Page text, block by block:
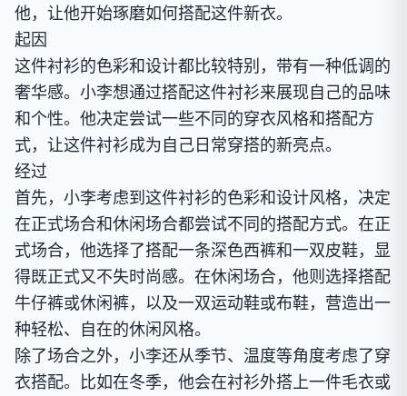
他，让他开始琢磨如何搭配这件新衣。
起因
这件衬衫的色彩和设计都比较特别，带有一种低调的
奢华感。小李想通过搭配这件衬衫来展现自己的品味
和个性。他决定尝试一些不同的穿衣风格和搭配方
式，让这件衬衫成为自己日常穿搭的新亮点。
经过
首先，小李考虑到这件衬衫的色彩和设计风格，决定
在正式场合和休闲场合都尝试不同的搭配方式。在正
式场合，他选择了搭配一条深色西裤和一双皮鞋，显
得既正式又不失时尚感。在休闲场合，他则选择搭配
牛仔裤或休闲裤，以及一双运动鞋或布鞋，营造出一
种轻松、自在的休闲风格。
除了场合之外，小李还从季节、温度等角度考虑了穿
衣搭配。比如在冬季，他会在衬衫外搭上一件毛衣或